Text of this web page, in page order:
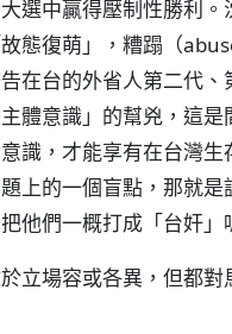
選中贏得壓制性勝利
態復萌」，糟蹋（
在台的外省人第二代
體意識」的幫兇，這
識，才能享有在台灣
上的一個盲點，那就
他們一概打成「台奸」
立場容或各異，但都